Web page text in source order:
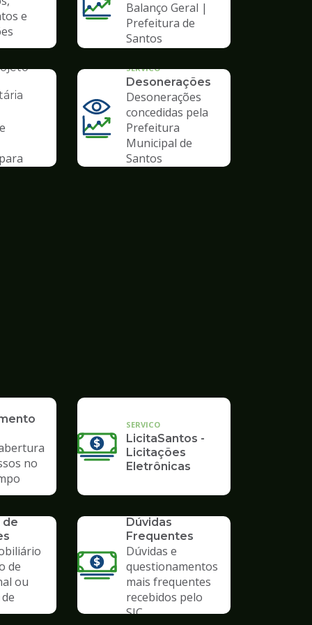
e
Balanço Geral |
Prefeitura de
Santos
SERVICO
Desonerações
Desonerações
concedidas pela
Prefeitura
Municipal de
Santos
no
SERVICO
LicitaSantos -
Licitações
Eletrônicas
de
de
ou
Dúvidas
Frequentes
Dúvidas e
questionamentos
mais frequentes
recebidos pelo
SIC